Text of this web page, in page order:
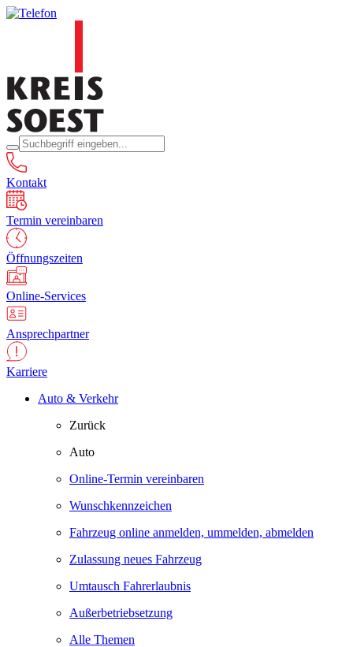
Kontakt
Termin vereinbaren
Öffnungszeiten
Online-Services
Ansprechpartner
Karriere
Auto & Verkehr
Zurück
Auto
Online-Termin vereinbaren
Wunschkennzeichen
Fahrzeug online anmelden, ummelden, abmelden
Zulassung neues Fahrzeug
Umtausch Fahrerlaubnis
Außerbetriebsetzung
Alle Themen